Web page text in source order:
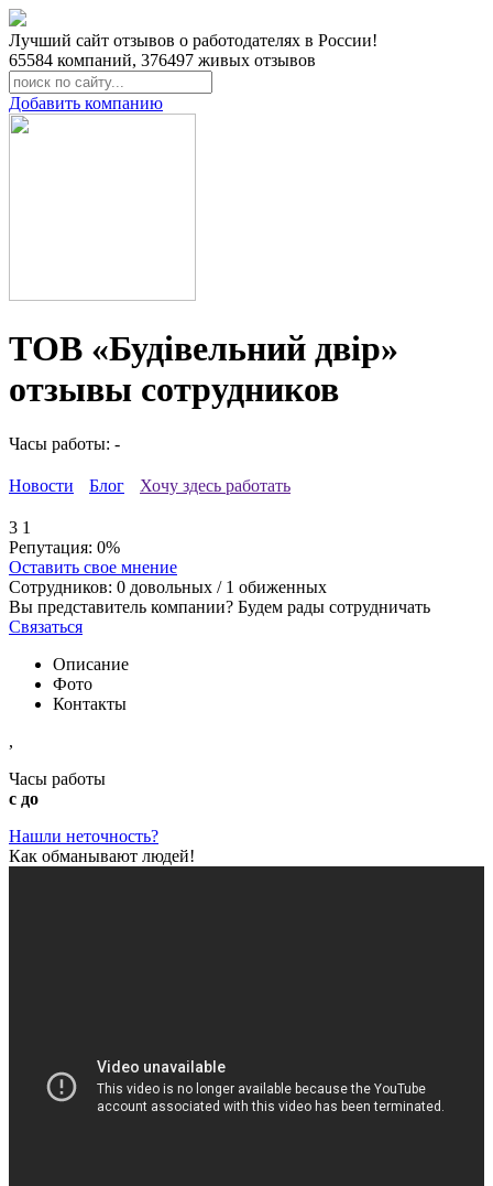
Лучший сайт отзывов о работодателях в России!
65584 компаний, 376497 живых отзывов
Добавить компанию
ТОВ «Будівельний двір»
отзывы сотрудников
Часы работы: -
Новости Блог Хочу здесь работать
3 1
Репутация: 0%
Оставить свое мнение
Сотрудников: 0 довольных / 1 обиженных
Вы представитель компании? Будем рады сотрудничать
Связаться
Описание
Фото
Контакты
,
Часы работы
с до
Нашли неточность?
Как обманывают людей!